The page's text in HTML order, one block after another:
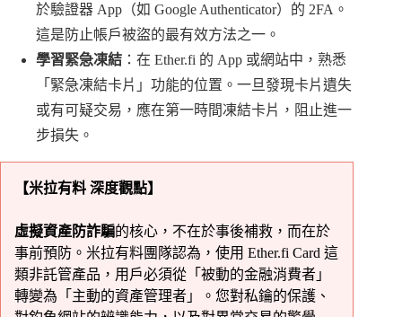
於驗證器 App（如 Google Authenticator）的 2FA。
這是防止帳戶被盜的最有效方法之一。
學習緊急凍結 ：在 Ether.fi 的 App 或網站中，熟悉
「緊急凍結卡片」功能的位置。一旦發現卡片遺失
或有可疑交易，應在第一時間凍結卡片，阻止進一
步損失。
【米拉有料 深度觀點】
虛擬資產防詐騙的核心，不在於事後補救，而在於
事前預防。米拉有料團隊認為，使用 Ether.fi Card 這
類非託管產品，用戶必須從「被動的金融消費者」
轉變為「主動的資產管理者」。您對私鑰的保護、